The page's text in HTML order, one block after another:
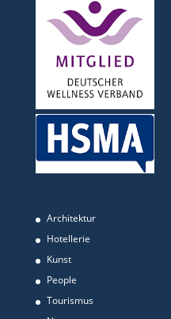
Architektur
Hotellerie
Kunst
People
Tourismus